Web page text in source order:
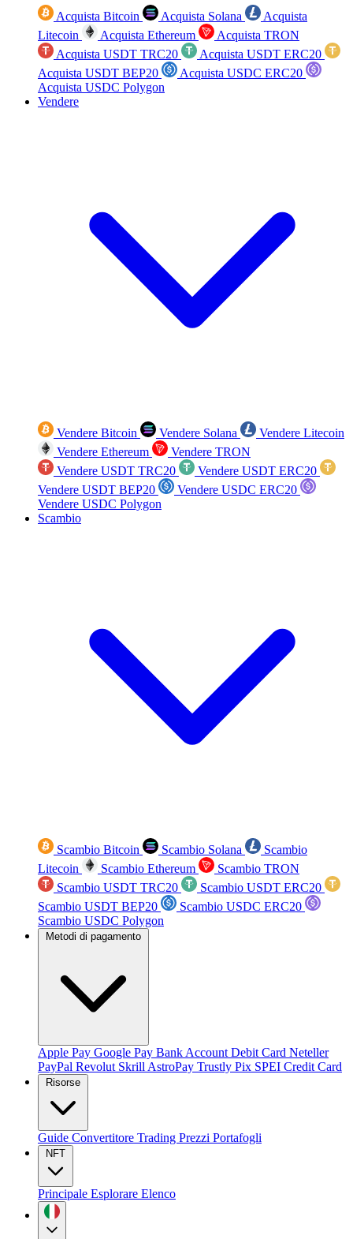
Acquista Bitcoin Acquista Solana
Acquista
Litecoin
Acquista Ethereum
Acquista TRON
Acquista USDT TRC20
Acquista USDT ERC20
Acquista USDT BEP20
Acquista USDC ERC20
Acquista USDC Polygon
Vendere
Vendere Bitcoin Vendere Solana
Vendere Litecoin
Vendere Ethereum
Vendere TRON
Vendere USDT TRC20
Vendere USDT ERC20
Vendere USDT BEP20
Vendere USDC ERC20
Vendere USDC Polygon
Scambio
Scambio Bitcoin Scambio Solana
Scambio
Litecoin
Scambio Ethereum
Scambio TRON
Scambio USDT TRC20
Scambio USDT ERC20
Scambio USDT BEP20
Scambio USDC ERC20
Scambio USDC Polygon
Metodi di pagamento
Apple Pay Google Pay Bank Account Debit Card Neteller
PayPal Revolut Skrill AstroPay Trustly Pix SPEI Credit Card
Risorse
Guide Convertitore Trading Prezzi Portafogli
NFT
Principale Esplorare Elenco